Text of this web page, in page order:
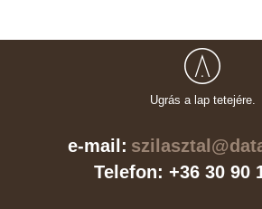
Ugrás a lap tetejére.
e-mail:
Telefon: +36 30 90